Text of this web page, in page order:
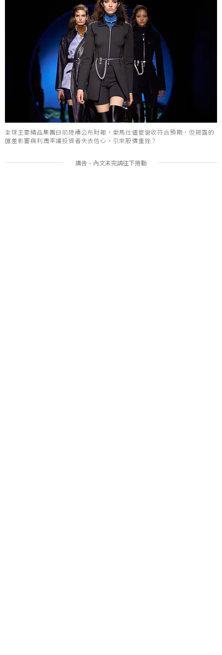
全球主要精品集團日前陸續公布財報，愛馬仕儘管營收符合預期，但揭露的
匯差影響與利潤率讓投資者失去信心，引來股價重挫？